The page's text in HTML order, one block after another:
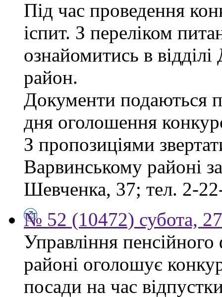
Під час проведення
іспит. З переліком
ознайомитись в
район.
Документи подаються
дня оголошення
З пропозиціями
Варвинському районі
Шевченка, 37; тел. 2-
№ 52 (10472) субота,
Управління
районі оголошує
посади на час